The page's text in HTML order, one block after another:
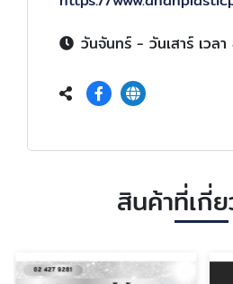
วันจันทร์ - วันเสาร์ เว
สินค้าที่เกี่